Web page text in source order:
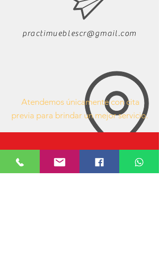
practimueblescr@gmail.com
Atendemos únicamente con cita
previa para brindar un mejor servicio.